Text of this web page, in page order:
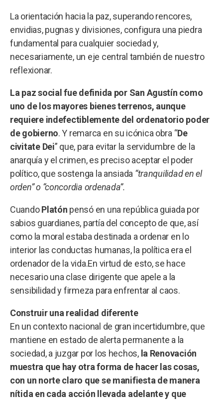
La orientación hacia la paz, superando rencores,
envidias, pugnas y divisiones, configura una piedra
fundamental para cualquier sociedad y,
necesariamente, un eje central también de nuestro
reflexionar.
La paz social fue definida por San Agustín como
uno de los mayores bienes terrenos, aunque
requiere indefectiblemente del ordenatorio poder
de gobierno. Y remarca en su icónica obra “De
civitate Dei” que, para evitar la servidumbre de la
anarquía y el crimen, es preciso aceptar el poder
político, que sostenga la ansiada “tranquilidad en el
orden” o “concordia ordenada”.
CuandoPlatón pensó en una república guiada por
sabios guardianes, partía del concepto de que, así
como la moral estaba destinada a ordenar en lo
interior las conductas humanas, la política era el
ordenador de la vida.En virtud de esto, se hace
necesario una clase dirigente que apele a la
sensibilidad y firmeza para enfrentar al caos.
Construir una realidad diferente
En un contexto nacional de gran incertidumbre, que
mantiene en estado de alerta permanente a la
sociedad, a juzgar por los hechos, la Renovación
muestra que hay otra forma de hacer las cosas,
con un norte claro que se manifiesta de manera
nítida en cada acción llevada adelante y que